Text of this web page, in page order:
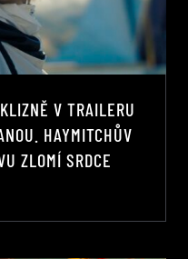
V TRAILERU
HAYMITCHŮV
ZLOMÍ SRDCE